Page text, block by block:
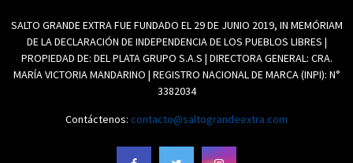
SALTO GRANDE EXTRA FUE FUNDADO EL 29 DE JUNIO 2019, IN MEMÓRIAM
DE LA DECLARACIÓN DE INDEPENDENCIA DE LOS PUEBLOS LIBRES |
PROPIEDAD DE: DEL PLATA GRUPO S.A.S | DIRECTORA GENERAL: CRA.
MARÍA VICTORIA MANDARINO | REGISTRO NACIONAL DE MARCA (INPI): N°
3382034
Contáctenos: contacto@saltograndeextra.com